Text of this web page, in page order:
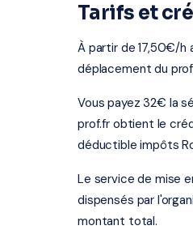
Tarifs et
À partir de 17,50€/
déplacement du
Vous payez 32€ la
prof.fr obtient le
déductible impôts
Le service de mise
dispensés par
montant total.